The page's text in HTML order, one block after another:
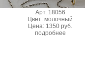
Арт. 18056
Цвет: молочный
Цена: 1350 руб.
подробнее